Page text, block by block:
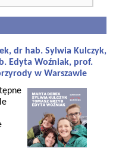
dr hab. Sylwia Kulczyk,
Edyta Woźniak, prof.
w Warszawie